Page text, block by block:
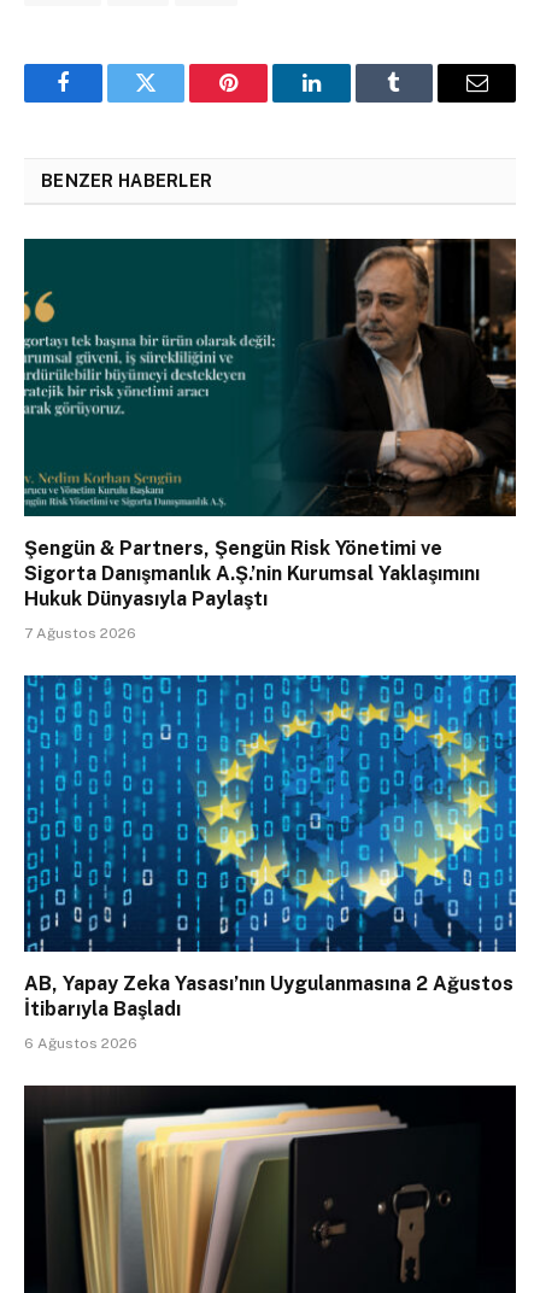
FacebookTwitter Pinterest LinkedInTumblr Email
BENZER HABERLER
Şengün & Partners, Şengün Risk Yönetimi ve
Sigorta Danışmanlık A.Ş.’nin Kurumsal Yaklaşımını
Hukuk Dünyasıyla Paylaştı
7 Ağustos 2026
AB, Yapay Zeka Yasası’nın Uygulanmasına 2 Ağustos
İtibarıyla Başladı
6 Ağustos 2026